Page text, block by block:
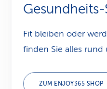
Fit bleiben oder
finden Sie alles rund
ZUM ENJOY365 SHOP